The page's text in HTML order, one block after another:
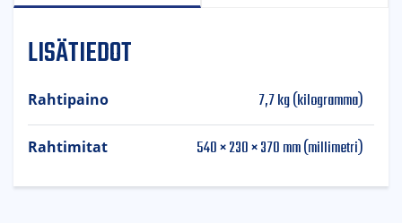
LISÄTIEDOT
Rahtipaino 7,7 kg (kilogramma)
Rahtimitat 540 × 230 × 370 mm (millimetri)